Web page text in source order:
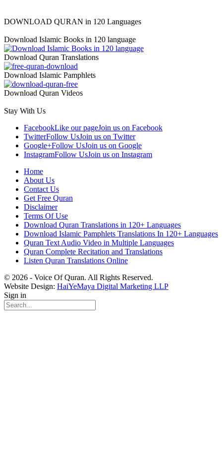
DOWNLOAD QURAN in 120 Languages
Download Islamic Books in 120 language
Download Quran Translations
Download Islamic Pamphlets
Download Quran Videos
Stay With Us
FacebookLike our pageJoin us on Facebook
TwitterFollow UsJoin us on Twitter
Google+Follow UsJoin us on Google
InstagramFollow UsJoin us on Instagram
Home
About Us
Contact Us
Get Free Quran
Disclaimer
Terms Of Use
Download Quran Translations in 120+ Languages
Download Islamic Pamphlets Translations In 120+ Languages
Quran Text Audio Video in Multiple Languages
Quran Complete Recitation and Translations
Listen Quran Translations Online
© 2026 - Voice Of Quran. All Rights Reserved.
Website Design: HaiYeMaya Digital Marketing LLP
Sign in